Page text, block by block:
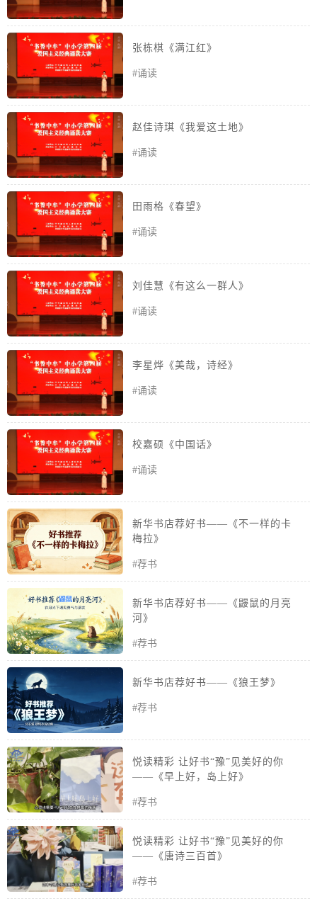
张栋棋《满江红》
#诵读
赵佳诗琪《我爱这土地》
#诵读
田雨格《春望》
#诵读
刘佳慧《有这么一群人》
#诵读
李星烨《美哉，诗经》
#诵读
校嘉硕《中国话》
#诵读
新华书店荐好书——《不一样的卡
梅拉》
#荐书
新华书店荐好书——《鼹鼠的月亮
河》
#荐书
新华书店荐好书——《狼王梦》
#荐书
悦读精彩 让好书“豫”见美好的你
——《早上好，岛上好》
#荐书
悦读精彩 让好书“豫”见美好的你
——《唐诗三百首》
#荐书